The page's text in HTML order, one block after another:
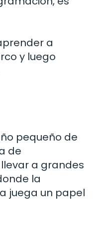
a
y luego
pequeño de
de
a grandes
la
juega un papel